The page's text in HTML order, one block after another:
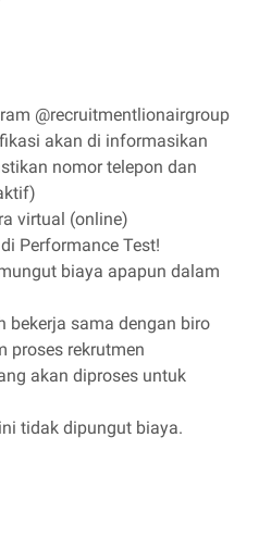
@recruitmentlionairgroup
akan di informasikan
nomor telepon dan
virtual (online)
Performance Test!
biaya apapun dalam
bekerja sama dengan biro
proses rekrutmen
akan diproses untuk
tidak dipungut biaya.